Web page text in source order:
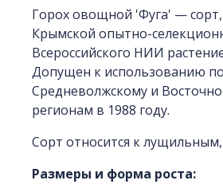
Горох овощной 'Фуга' —
Крымской опытно-
Всероссийского НИИ
Допущен к использованию по
Средневолжскому и
регионам в 1988 году.
Сорт относится к
Размеры и форма роста: